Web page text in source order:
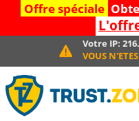
Offre spéciale
Votre IP:
VOUS